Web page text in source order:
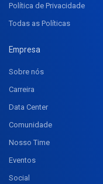
Política de Privacidade
Todas as Políticas
Empresa
Sobre nós
Carreira
Data Center
Comunidade
Nosso Time
Eventos
Social